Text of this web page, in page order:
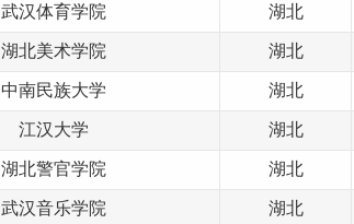
武汉体育学院 湖北
湖北美术学院 湖北
中南民族大学 湖北
江汉大学 湖北
湖北警官学院 湖北
武汉音乐学院 湖北